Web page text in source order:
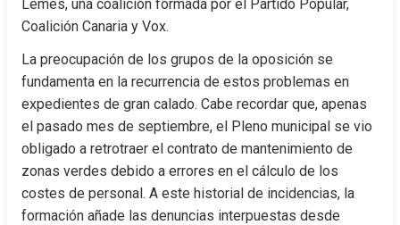
Lemes, una coalición formada por el Partido Popular,
Coalición Canaria y Vox.
La preocupación de los grupos de la oposición se
fundamenta en la recurrencia de estos problemas en
expedientes de gran calado. Cabe recordar que, apenas
el pasado mes de septiembre, el Pleno municipal se vio
obligado a retrotraer el contrato de mantenimiento de
zonas verdes debido a errores en el cálculo de los
costes de personal. A este historial de incidencias, la
formación añade las denuncias interpuestas desde